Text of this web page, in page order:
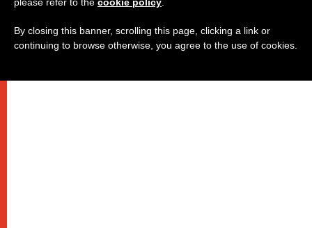
By closing this banner, scrolling this page, clicking a link or
continuing to browse otherwise, you agree to the use of cookies.